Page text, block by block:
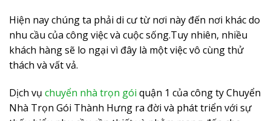
Hiện nay chúng ta phải di cư từ nơi này đến nơi khác do
nhu cầu của công việc và cuộc sống.Tuy nhiên, nhiều
khách hàng sẽ lo ngại vì đây là một việc vô cùng thử
thách và vất vả.
Dịch vụ chuyển nhà trọn gói quận 1 của công ty Chuyển
Nhà Trọn Gói Thành Hưng ra đời và phát triển với sự